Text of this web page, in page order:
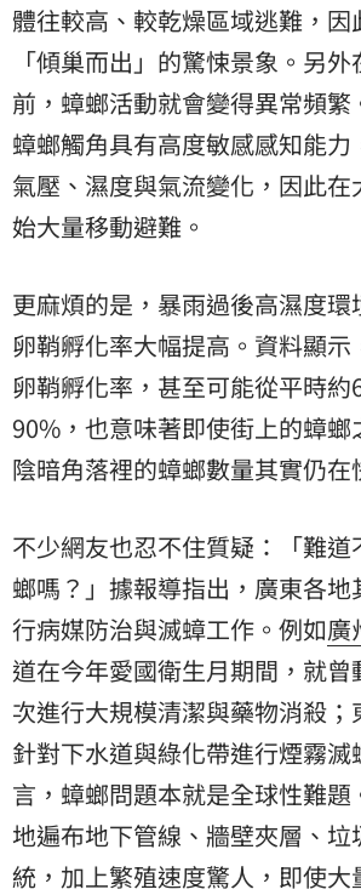
體往較高、較乾燥區域逃難，
「傾巢而出」的驚悚景象。另
前，蟑螂活動就會變得異常頻繁
蟑螂觸角具有高度敏感感知能力
氣壓、濕度與氣流變化，因此在
始大量移動避難。
更麻煩的是，暴雨過後高濕度環
卵鞘孵化率大幅提高。資料顯
卵鞘孵化率，甚至可能從平時約
90%，也意味著即使街上的蟑螂
陰暗角落裡的蟑螂數量其實仍在
不少網友也忍不住質疑：「難
螂嗎？」據報導指出，廣東各地
行病媒防治與滅蟑工作。例如廣
道在今年愛國衛生月期間，就曾
次進行大規模清潔與藥物消殺；
針對下水道與綠化帶進行煙霧滅
言，蟑螂問題本就是全球性難題
地遍布地下管線、牆壁夾層、垃
統，加上繁殖速度驚人，即使大